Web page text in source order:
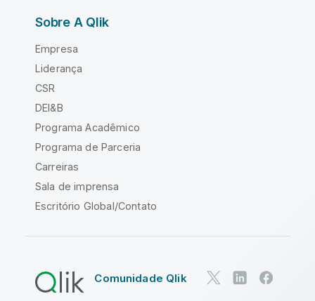
Sobre A Qlik
Empresa
Liderança
CSR
DEI&B
Programa Acadêmico
Programa de Parceria
Carreiras
Sala de imprensa
Escritório Global/Contato
Comunidade Qlik